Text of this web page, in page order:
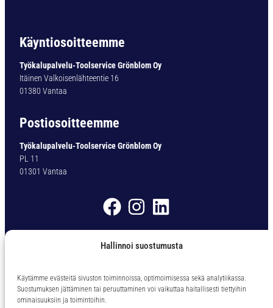
Hallinnoi suostumusta
Käytämme evästeitä sivuston toiminnoissa, optimoimisessa sekä analytiikassa.
Suostumuksen jättäminen tai peruuttaminen voi vaikuttaa haitallisesti tiettyihin
ominaisuuksiin ja toimintoihin.
Käyntiosoitteemme
Työkalupalvelu-Toolservice Grönblom Oy
Itäinen Valkoisenlähteentie 16
01380 Vantaa
Postiosoitteemme
Työkalupalvelu-Toolservice Grönblom Oy
PL 11
01301 Vantaa
Puh. 09 – 838 62 60